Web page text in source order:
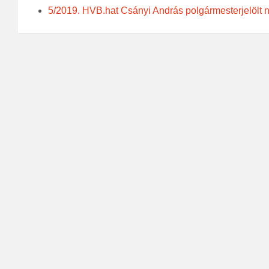
5/2019. HVB.hat Csányi András polgármesterjelölt